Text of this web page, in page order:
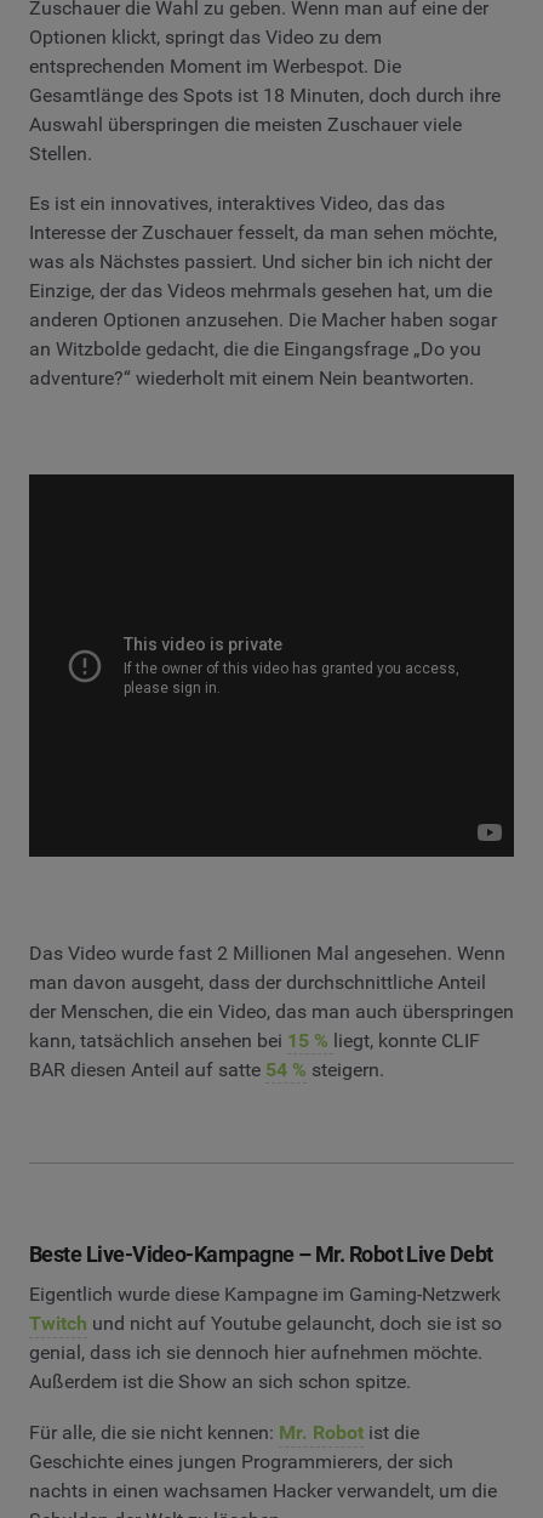
Zuschauer die Wahl zu geben. Wenn man auf eine der
Optionen klickt, springt das Video zu dem
entsprechenden Moment im Werbespot. Die
Gesamtlänge des Spots ist 18 Minuten, doch durch ihre
Auswahl überspringen die meisten Zuschauer viele
Stellen.
Es ist ein innovatives, interaktives Video, das das
Interesse der Zuschauer fesselt, da man sehen möchte,
was als Nächstes passiert. Und sicher bin ich nicht der
Einzige, der das Videos mehrmals gesehen hat, um die
anderen Optionen anzusehen. Die Macher haben sogar
an Witzbolde gedacht, die die Eingangsfrage „Do you
adventure?“ wiederholt mit einem Nein beantworten.
Das Video wurde fast 2 Millionen Mal angesehen. Wenn
man davon ausgeht, dass der durchschnittliche Anteil
der Menschen, die ein Video, das man auch überspringen
kann, tatsächlich ansehen bei 15 % liegt, konnte CLIF
BAR diesen Anteil auf satte 54 % steigern.
Beste Live-Video-Kampagne – Mr. Robot Live Debt
Eigentlich wurde diese Kampagne im Gaming-Netzwerk
Twitch und nicht auf Youtube gelauncht, doch sie ist so
genial, dass ich sie dennoch hier aufnehmen möchte.
Außerdem ist die Show an sich schon spitze.
Für alle, die sie nicht kennen: Mr. Robot ist die
Geschichte eines jungen Programmierers, der sich
nachts in einen wachsamen Hacker verwandelt, um die